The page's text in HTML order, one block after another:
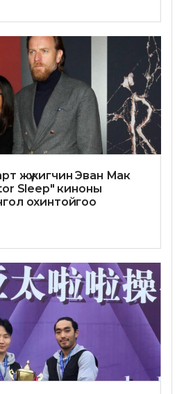
жүжигчин Эван Мак
Sleep" киноны
охинтойгоо